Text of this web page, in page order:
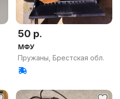
50 р.
МФУ
Пружаны, Брестская обл.